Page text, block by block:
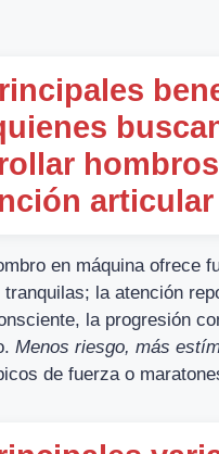
articular
en máquina ofrece
la atención
la progresión
Menos riesgo, más
de fuerza o